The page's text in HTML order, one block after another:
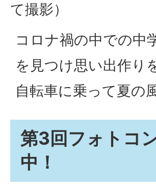
て撮影）
コロナ禍の中での中
を見つけ思い出作り
自転車に乗って夏の
第3回フォトコ
中！